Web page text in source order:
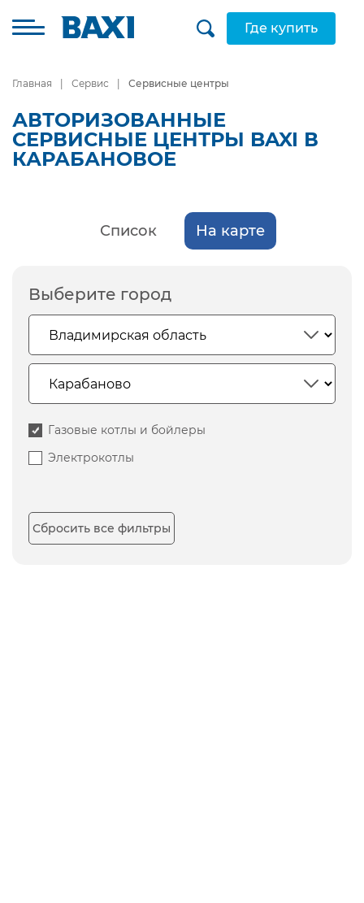
Где купить
Главная Сервис Сервисные центры
АВТОРИЗОВАННЫЕ
СЕРВИСНЫЕ ЦЕНТРЫ BAXI В
КАРАБАНОВОЕ
Список На карте
Выберите город
Газовые котлы и бойлеры
Электрокотлы
Сбросить все фильтры